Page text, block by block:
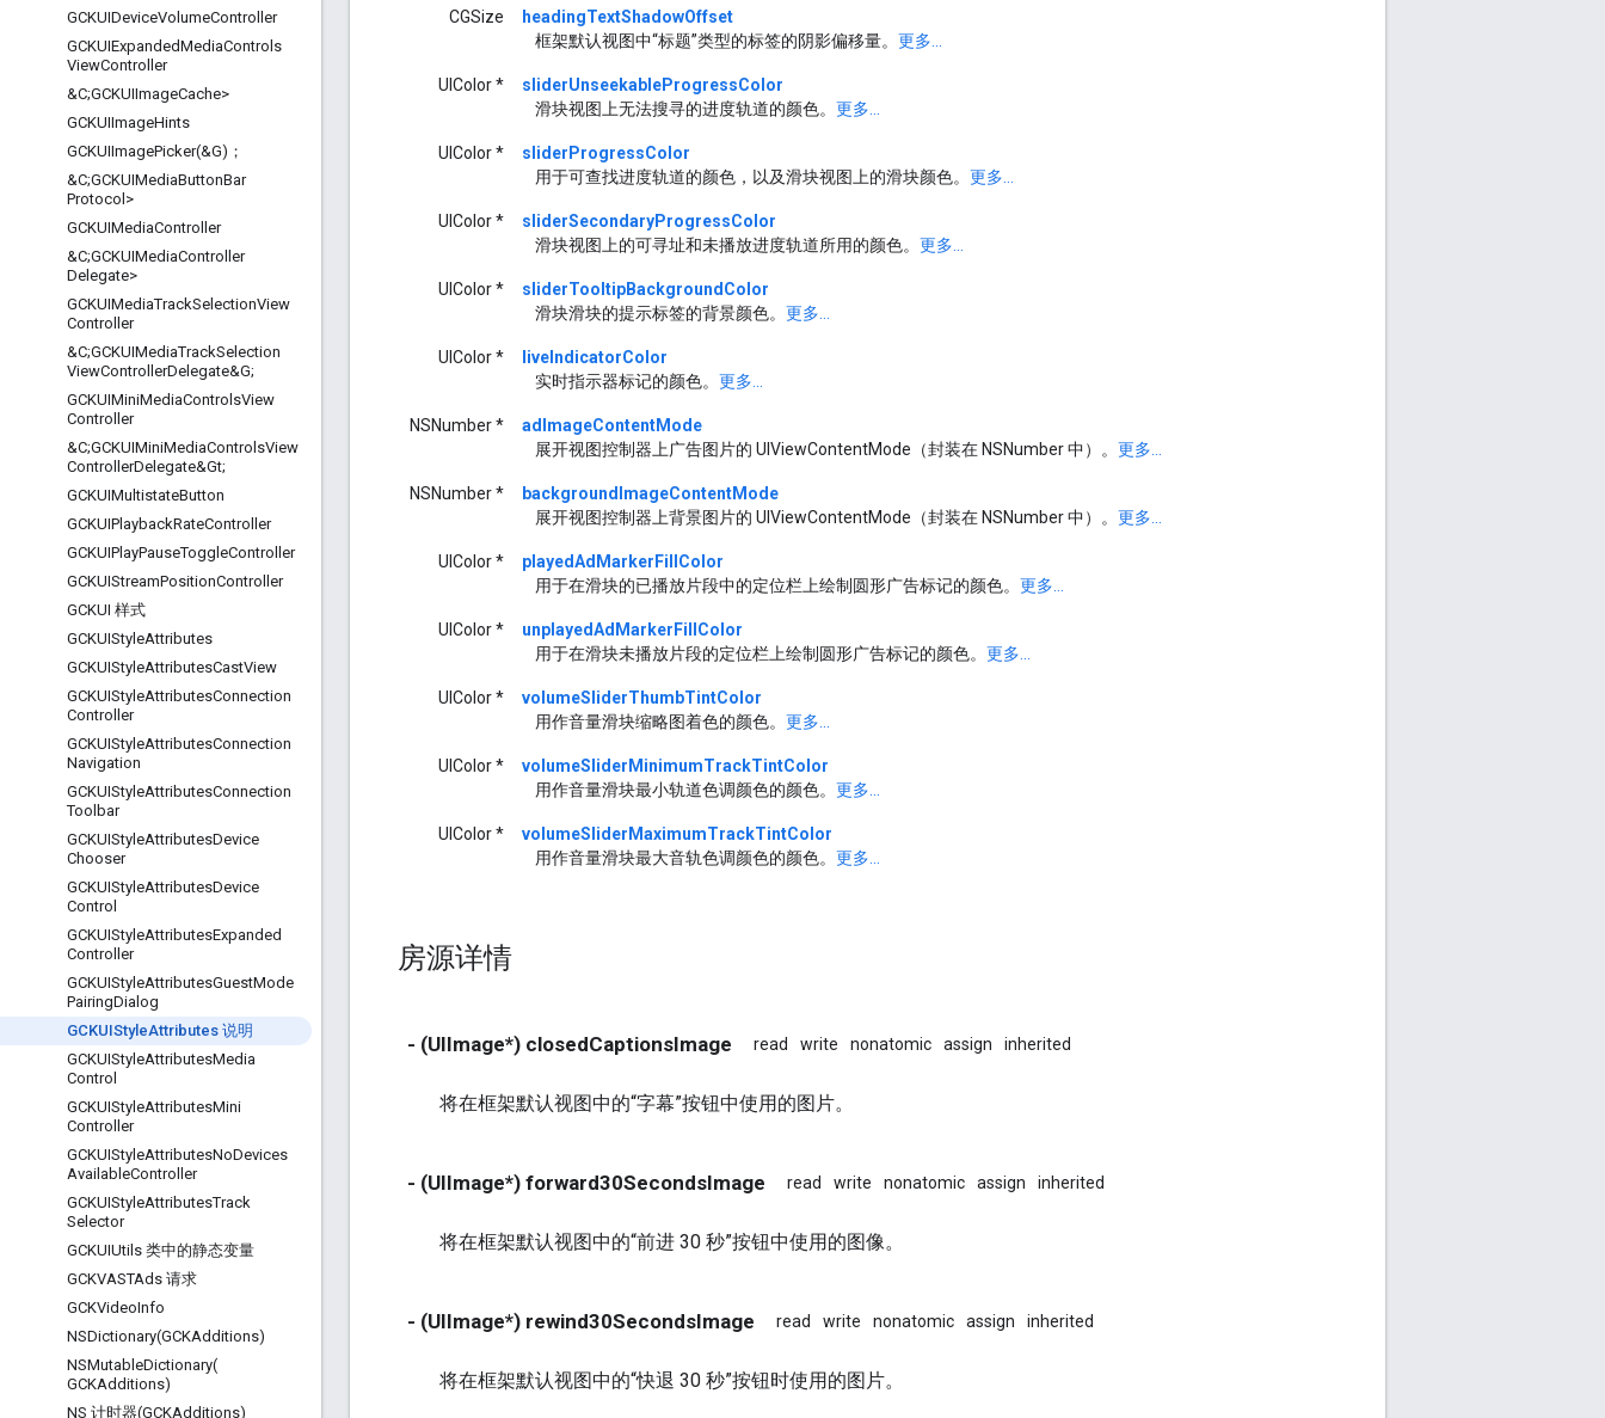
GCKUIDeviceVolumeController
GCKUIExpandedMediaControls
ViewController
&C;GCKUIImageCache>
GCKUIImageHints
GCKUIImagePicker(&G)；
&C;GCKUIMediaButtonBar
Protocol>
GCKUIMediaController
&C;GCKUIMediaController
Delegate>
GCKUIMediaTrackSelectionView
Controller
&C;GCKUIMediaTrackSelection
ViewControllerDelegate&G;
GCKUIMiniMediaControlsView
Controller
&C;GCKUIMiniMediaControlsView
ControllerDelegate&Gt;
GCKUIMultistateButton
GCKUIPlaybackRateController
GCKUIPlayPauseToggleController
GCKUIStreamPositionController
GCKUI 样式
GCKUIStyleAttributes
GCKUIStyleAttributesCastView
GCKUIStyleAttributesConnection
Controller
GCKUIStyleAttributesConnection
Navigation
GCKUIStyleAttributesConnection
Toolbar
GCKUIStyleAttributesDevice
Chooser
GCKUIStyleAttributesDevice
Control
GCKUIStyleAttributesExpanded
Controller
GCKUIStyleAttributesGuestMode
PairingDialog
GCKUIStyleAttributes 说明
GCKUIStyleAttributesMedia
Control
GCKUIStyleAttributesMini
Controller
GCKUIStyleAttributesNoDevices
AvailableController
GCKUIStyleAttributesTrack
Selector
GCKUIUtils 类中的静态变量
GCKVASTAds 请求
GCKVideoInfo
NSDictionary(GCKAdditions)
NSMutableDictionary(
GCKAdditions)
NS 计时器(GCKAdditions)
CGSize
headingTextShadowOffset
框架默认视图中“标题”类型的标签的阴影偏移量。 更多...
UIColor *
sliderUnseekableProgressColor
滑块视图上无法搜寻的进度轨道的颜色。 更多...
UIColor *
sliderProgressColor
用于可查找进度轨道的颜色，以及滑块视图上的滑块颜色。 更多...
UIColor *
sliderSecondaryProgressColor
滑块视图上的可寻址和未播放进度轨道所用的颜色。 更多...
UIColor *
sliderTooltipBackgroundColor
滑块滑块的提示标签的背景颜色。 更多...
UIColor *
liveIndicatorColor
实时指示器标记的颜色。 更多...
NSNumber *
adImageContentMode
展开视图控制器上广告图片的 UIViewContentMode（封装在 NSNumber 中）。 更多...
NSNumber *
backgroundImageContentMode
展开视图控制器上背景图片的 UIViewContentMode（封装在 NSNumber 中）。 更多...
UIColor *
playedAdMarkerFillColor
用于在滑块的已播放片段中的定位栏上绘制圆形广告标记的颜色。 更多...
UIColor *
unplayedAdMarkerFillColor
用于在滑块未播放片段的定位栏上绘制圆形广告标记的颜色。 更多...
UIColor *
volumeSliderThumbTintColor
用作音量滑块缩略图着色的颜色。 更多...
UIColor *
volumeSliderMinimumTrackTintColor
用作音量滑块最小轨道色调颜色的颜色。 更多...
UIColor *
volumeSliderMaximumTrackTintColor
用作音量滑块最大音轨色调颜色的颜色。 更多...
房源详情
- (UIImage*) closedCaptionsImage read write nonatomic assign inherited
将在框架默认视图中的“字幕”按钮中使用的图片。
- (UIImage*) forward30SecondsImage read write nonatomic assign inherited
将在框架默认视图中的“前进 30 秒”按钮中使用的图像。
- (UIImage*) rewind30SecondsImage read write nonatomic assign inherited
将在框架默认视图中的“快退 30 秒”按钮时使用的图片。